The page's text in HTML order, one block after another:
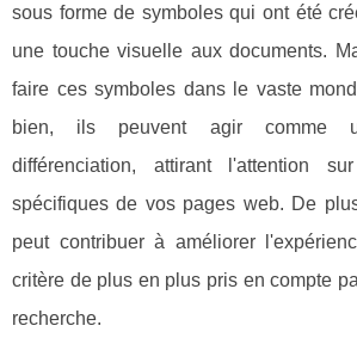
sous forme de symboles qui ont été
une touche visuelle aux documents.
faire ces symboles dans le vaste
bien, ils peuvent agir comme
différenciation, attirant l'attention
spécifiques de vos pages web. De
peut contribuer à améliorer
critère de plus en plus pris en compte
recherche.